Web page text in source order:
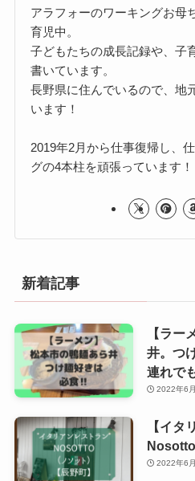
アラフォーのワーキングお母
育児中。
子どもたちの成長記録や、子
書いています。
長野県に住んでいるので、地
います！
2019年2月から仕事復帰し、
グの4本柱を頑張っています！
新着記事
【ラー
井。つ
連れで
2022年6
【イタ
2022年6